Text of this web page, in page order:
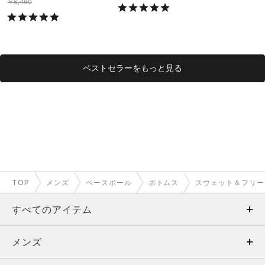
￥6,490
ベストセラーをもっと見る
TOP メンズ ベースボール ボトムス スウェット＆フリ
すべてのアイテム
メンズ
メンズ